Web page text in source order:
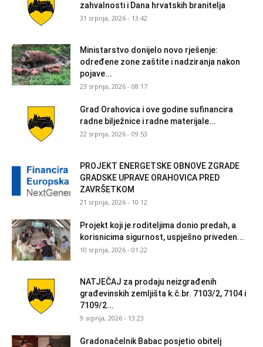
zahvalnosti i Dana hrvatskih branitelja
31 srpnja, 2026 - 13:42
Ministarstvo donijelo novo rješenje:
određene zone zaštite i nadziranja nakon
pojave...
23 srpnja, 2026 - 08:17
Grad Orahovica i ove godine sufinancira
radne bilježnice i radne materijale...
22 srpnja, 2026 - 09:53
PROJEKT ENERGETSKE OBNOVE ZGRADE
GRADSKE UPRAVE ORAHOVICA PRED
ZAVRŠETKOM
21 srpnja, 2026 - 10:12
Projekt koji je roditeljima donio predah, a
korisnicima sigurnost, uspješno priveden...
10 srpnja, 2026 - 01:22
NATJEČAJ za prodaju neizgrađenih
građevinskih zemljišta k.č.br. 7103/2, 7104 i
7109/2...
9 srpnja, 2026 - 13:23
Gradonačelnik Babac posjetio obitelj